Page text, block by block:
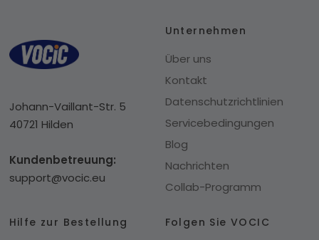
Johann-Vaillant-Str. 5
40721 Hilden
Kundenbetreuung:
support@vocic.eu
Unternehmen
Über uns
Kontakt
Datenschutzrichtlinien
Servicebedingungen
Blog
Nachrichten
Collab-Programm
Hilfe zur Bestellung Folgen Sie VOCIC